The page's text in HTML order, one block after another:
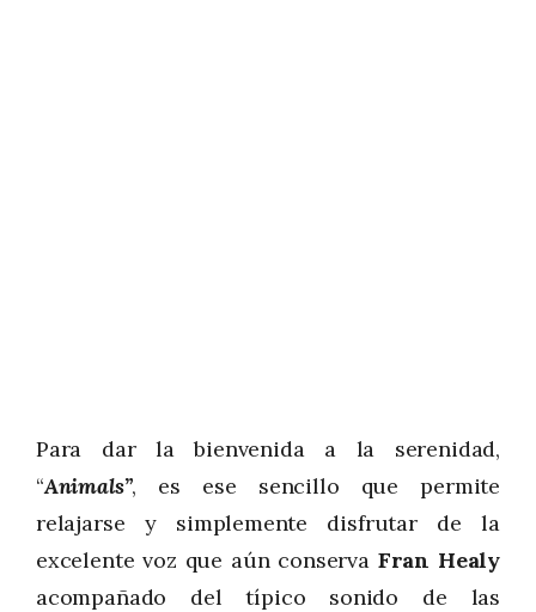
Para dar la bienvenida a la serenidad,
“Animals”, es ese sencillo que permite
relajarse y simplemente disfrutar de la
excelente voz que aún conserva Fran Healy
acompañado del típico sonido de las